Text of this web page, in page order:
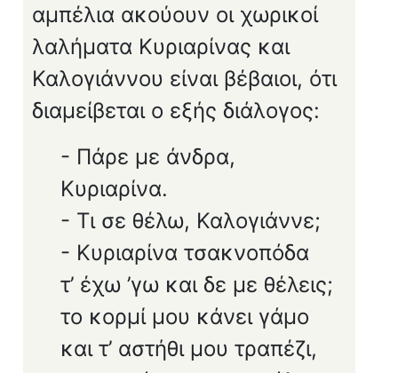
αμπέλια ακούουν οι χωρικοί
λαλήματα Κυριαρίνας και
Καλογιάννου είναι βέβαιοι, ότι
διαμείβεται ο εξής διάλογος:
- Πάρε με άνδρα,
Κυριαρίνα.
- Τι σε θέλω, Καλογιάννε;
- Κυριαρίνα τσακνοπόδα
τ’ έχω ’γω και δε με θέλεις;
το κορμί μου κάνει γάμο
και τ’ αστήθι μου τραπέζι,